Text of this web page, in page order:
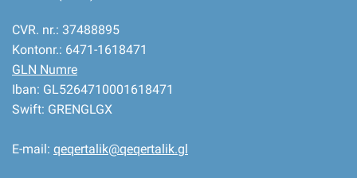
CVR. nr.: 37488895
Kontonr.: 6471-1618471
GLN Numre
Iban: GL5264710001618471
Swift: GRENGLGX
E-mail: qeqertalik@qeqertalik.gl